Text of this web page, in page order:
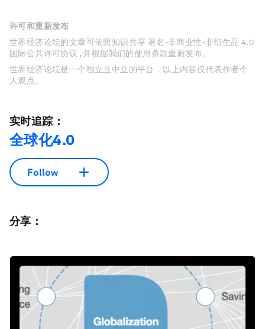
许可和重新发布
世界经济论坛的文章可依照知识共享 署名-非商业性-非衍生品 4.0
国际公共许可协议 , 并根据我们的使用条款重新发布。
世界经济论坛是一个独立且中立的平台，以上内容仅代表作者个
人观点。
实时追踪：
全球化4.0
Follow
分享：